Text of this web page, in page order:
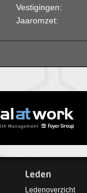
Vestigingen:
Jaaromzet:
Leden
Ledenoverzicht